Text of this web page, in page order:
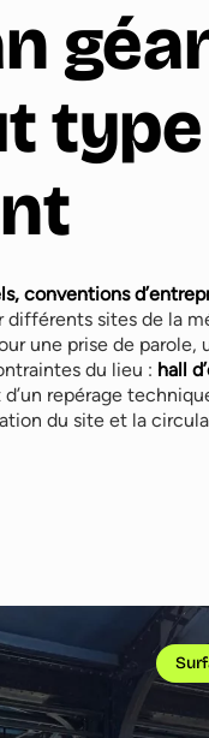
type
conventions
différents sites de la
une prise de parole,
du lieu : hall
repérage
du site et la